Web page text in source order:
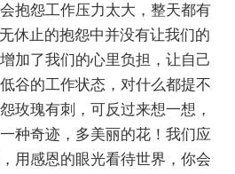
抱怨工作压力太大，整天都有
休止的抱怨中并没有让我们的
加了我们的心里负担，让自己
谷的工作状态，对什么都提不
玫瑰有刺，可反过来想一想，
种奇迹，多美丽的花！我们应
用感恩的眼光看待世界，你会